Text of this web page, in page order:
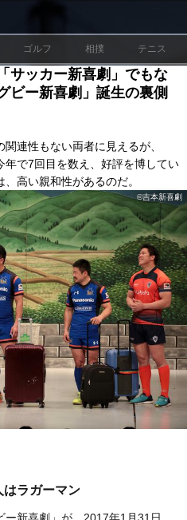
ゴルフ 相撲 テニス
サッカー新喜劇」でもな
ー新喜劇」誕生の裏側
連性もない両者に見えるが、
年で7回目を数え、好評を博してい
高い親和性があるのだ。
©吉本新喜劇
はラガーマン